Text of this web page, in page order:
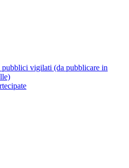
pubblici vigilati (da pubblicare in